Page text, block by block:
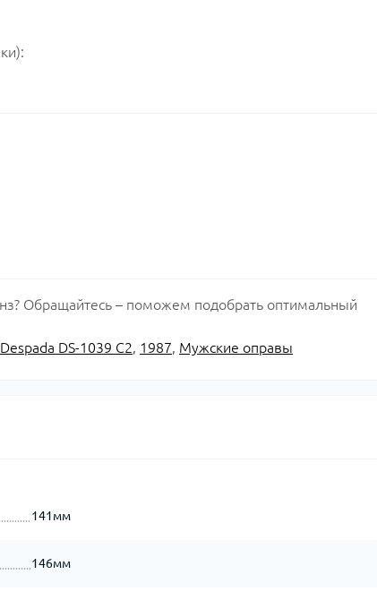
Обращайтесь – поможем подобрать оптимальный
Despada DS-1039 C2, 1987, Мужские оправы
141мм
146мм